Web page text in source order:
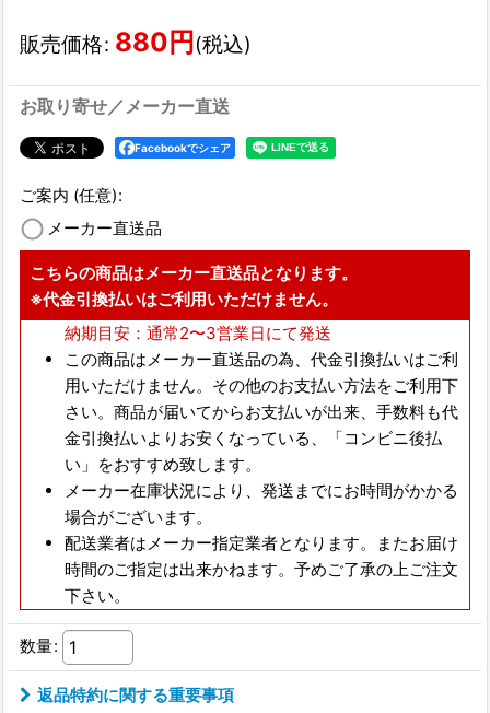
販売価格: 880 円 (税込)
お取り寄せ／メーカー直送
Facebookでシェア
ご案内 (任意):
メーカー直送品
こちらの商品はメーカー直送品となります。
※代金引換払いはご利用いただけません。
納期目安：通常2〜3営業日にて発送
この商品はメーカー直送品の為、 代金引換払いはご利
用いただけません。 その他のお支払い方法をご利用下
さい。商品が届いてからお支払いが出来、手数料も代
金引換払いよりお安くなっている、
「コンビニ後払
い」をおすすめ致します。
メーカー在庫状況により、発送までにお時間がかかる
場合がございます。
配送業者はメーカー指定業者となります。またお届け
時間のご指定は出来かねます。予めご了承の上ご注文
下さい。
数量:
返品特約に関する重要事項